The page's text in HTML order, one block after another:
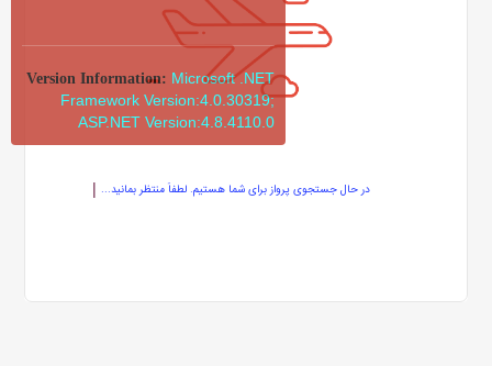
در حال جستجوی پرواز برای شما هستیم. لطفاً منتظر بمانید...
Version Information: Microsoft .NET
Framework Version:4.0.30319;
ASP.NET Version:4.8.4110.0